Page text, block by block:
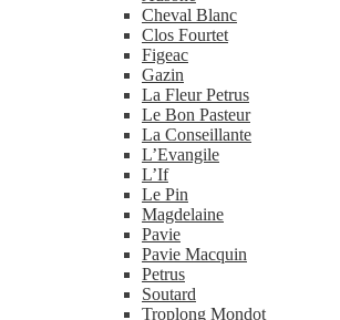
Cheval Blanc
Clos Fourtet
Figeac
Gazin
La Fleur Petrus
Le Bon Pasteur
La Conseillante
L’Evangile
L’If
Le Pin
Magdelaine
Pavie
Pavie Macquin
Petrus
Soutard
Troplong Mondot